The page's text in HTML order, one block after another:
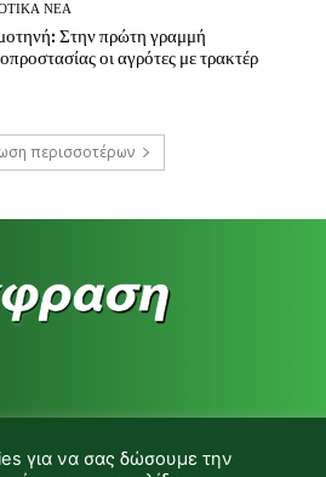
ΝΈΑ
Στην πρώτη γραμμή
οι αγρότες με τρακτέρ
περισσοτέρων
για να σας δώσουμε την